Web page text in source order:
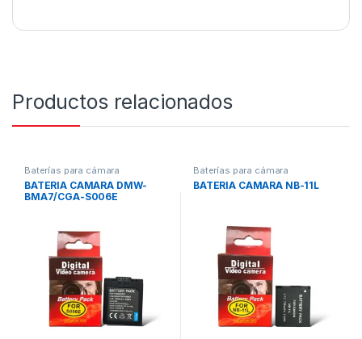
Productos relacionados
Baterías para cámara
BATERIA CAMARA DMW-
BMA7/CGA-S006E
Baterías para cámara
BATERIA CAMARA NB-11L